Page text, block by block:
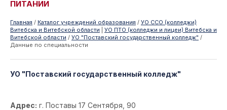
ПИТАНИИ
Главная / Каталог учреждений образования / УО ССО (колледжи)
Витебска и Витебской области
УО ПТО (колледжи и лицеи) Витебска и
Витебской области / УО "Поставский государственный колледж" /
Данные по специальности
УО "Поставский государственный колледж"
Адрес: г. Поставы 17 Сентября, 90